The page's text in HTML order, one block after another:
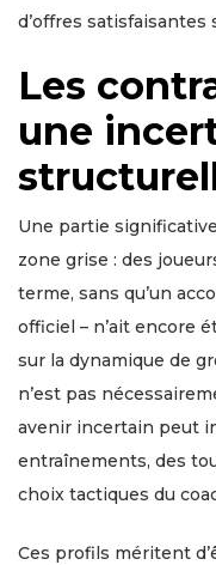
d’offres satisfaisantes
Les
une
Une partie
zone grise : des
terme, sans qu’un
officiel – n’ait encore
sur la dynamique de
n’est pas
avenir incertain peut
entraînements, des
choix tactiques du
Ces profils méritent